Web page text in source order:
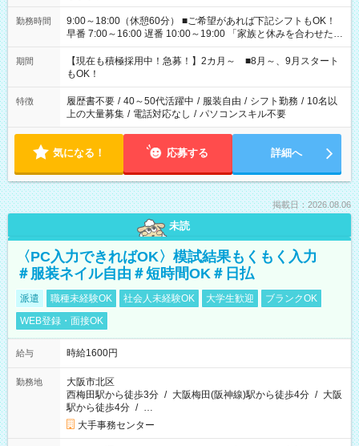
勤務時間
9:00～18:00（休憩60分） ■ご希望があれば下記シフトもOK！
早番 7:00～16:00 遅番 10:00～19:00 「家族と休みを合わせた
い」 「余裕を持って夕飯の準備がしたい」 「できれば残業はし
たくない」 など、ご希望を教えてくださいね。 ※Wワーク希望
の方へ 今ご覧のお仕事で希望する勤務時間と、もう1つのお仕事
の勤務時間。 合計で週40時間を超える場合は応募できません。
期間
【現在も積極採用中！急募！】2カ月～ ■8月～、9月スタート
もOK！
特徴 履歴書不要 / 40～50代活躍中 / 服装自由 / シフト勤務 / 10名以
上の大量募集 / 電話対応なし / パソコンスキル不要
気になる！ 応募する 詳細へ
掲載日：2026.08.06
未読
〈PC入力できればOK〉模試結果もくもく入力
＃服装ネイル自由＃短時間OK＃日払
派遣 職種未経験OK 社会人未経験OK 大学生歓迎
ブランクOK
WEB登録・面接OK
給与 時給1600円
勤務地
大阪市北区
西梅田駅から徒歩3分 / 大阪梅田(阪神線)駅から徒歩4分 / 大阪
駅から徒歩4分 / …
大手事務センター